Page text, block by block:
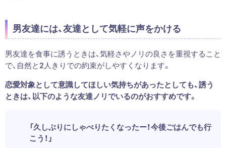
男友達には、友達として気軽に声をかける
男友達を食事に誘うときは、気軽さやノリの良さを重視すること
で、自然と2人きりでの約束がしやすくなります。
恋愛対象として意識してほしい気持ちがあったとしても、誘う
ときは、以下のような友達ノリでいるのがおすすめです。
「久しぶりにしゃべりたくなったー！今後ごはんでも行
こう！」